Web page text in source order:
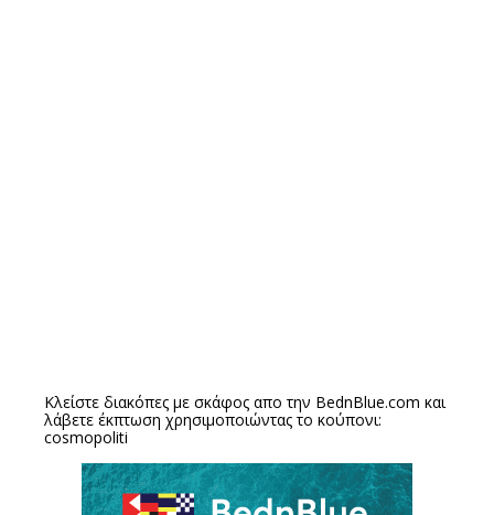
Κλείστε διακόπες με σκάφος απο την BednBlue.com και
λάβετε έκπτωση χρησιμοποιώντας το κούπονι:
cosmopoliti